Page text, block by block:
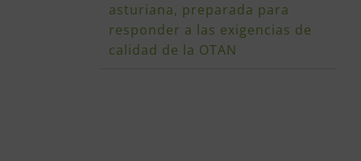
asturiana, preparada para
responder a las exigencias de
calidad de la OTAN